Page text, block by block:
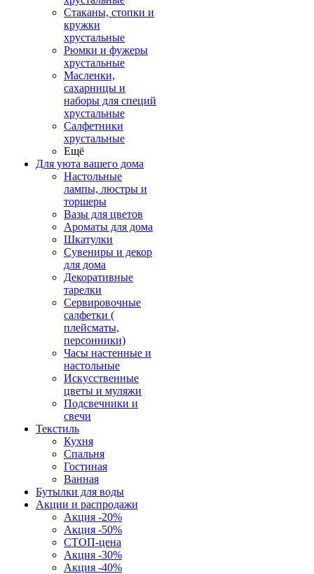
Стаканы, стопки и
кружки
хрустальные
Рюмки и фужеры
хрустальные
Масленки,
сахарницы и
наборы для специй
хрустальные
Салфетники
хрустальные
Ещё
Для уюта вашего дома
Настольные
лампы, люстры и
торшеры
Вазы для цветов
Ароматы для дома
Шкатулки
Сувениры и декор
для дома
Декоративные
тарелки
Сервировочные
салфетки (
плейсматы,
персонники)
Часы настенные и
настольные
Искусственные
цветы и муляжи
Подсвечники и
свечи
Текстиль
Кухня
Спальня
Гостиная
Ванная
Бутылки для воды
Акции и распродажи
Акция -20%
Акция -50%
СТОП-цена
Акция -30%
Акция -40%